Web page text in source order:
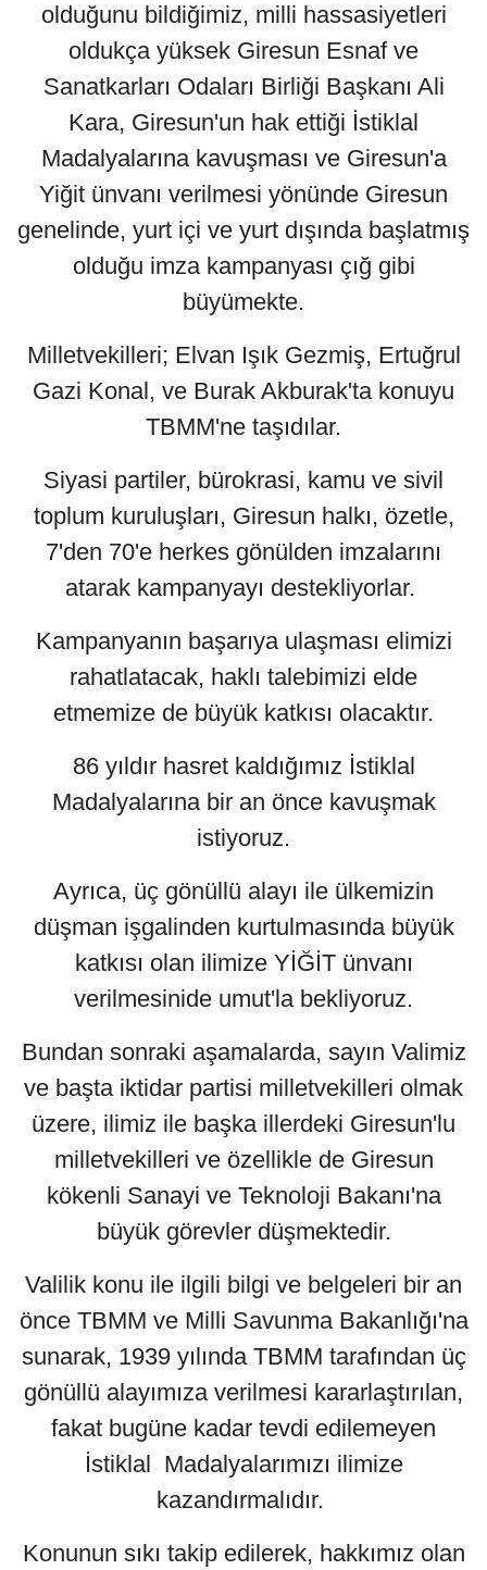
olduğunu bildiğimiz, milli hassasiyetleri
oldukça yüksek Giresun Esnaf ve
Sanatkarları Odaları Birliği Başkanı Ali
Kara, Giresun'un hak ettiği İstiklal
Madalyalarına kavuşması ve Giresun'a
Yiğit ünvanı verilmesi yönünde Giresun
genelinde, yurt içi ve yurt dışında başlatmış
olduğu imza kampanyası çığ gibi
büyümekte.
Milletvekilleri; Elvan Işık Gezmiş, Ertuğrul
Gazi Konal, ve Burak Akburak'ta konuyu
TBMM'ne taşıdılar.
Siyasi partiler, bürokrasi, kamu ve sivil
toplum kuruluşları, Giresun halkı, özetle,
7'den 70'e herkes gönülden imzalarını
atarak kampanyayı destekliyorlar.
Kampanyanın başarıya ulaşması elimizi
rahatlatacak, haklı talebimizi elde
etmemize de büyük katkısı olacaktır.
86 yıldır hasret kaldığımız İstiklal
Madalyalarına bir an önce kavuşmak
istiyoruz.
Ayrıca, üç gönüllü alayı ile ülkemizin
düşman işgalinden kurtulmasında büyük
katkısı olan ilimize YİĞİT ünvanı
verilmesinide umut'la bekliyoruz.
Bundan sonraki aşamalarda, sayın Valimiz
ve başta iktidar partisi milletvekilleri olmak
üzere, ilimiz ile başka illerdeki Giresun'lu
milletvekilleri ve özellikle de Giresun
kökenli Sanayi ve Teknoloji Bakanı'na
büyük görevler düşmektedir.
Valilik konu ile ilgili bilgi ve belgeleri bir an
önce TBMM ve Milli Savunma Bakanlığı'na
sunarak, 1939 yılında TBMM tarafından üç
gönüllü alayımıza verilmesi kararlaştırılan,
fakat bugüne kadar tevdi edilemeyen
İstiklal Madalyalarımızı ilimize
kazandırmalıdır.
Konunun sıkı takip edilerek, hakkımız olan